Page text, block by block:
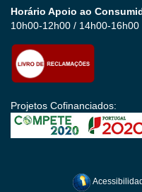
Horário Apoio ao
10h00-12h00 / 14h00-16h00
Projetos Cofinanciados: